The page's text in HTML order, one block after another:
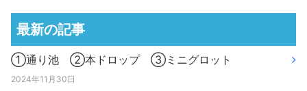
最新の記事
①通り池 ②本ドロップ ③ミニグロット
2024年11月30日